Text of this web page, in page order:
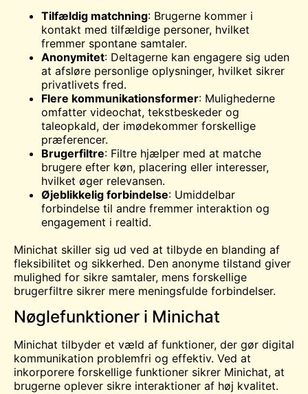
Tilfældig matchning: Brugerne kommer i
kontakt med tilfældige personer, hvilket
fremmer spontane samtaler.
Anonymitet: Deltagerne kan engagere sig uden
at afsløre personlige oplysninger, hvilket sikrer
privatlivets fred.
Flere kommunikationsformer: Mulighederne
omfatter videochat, tekstbeskeder og
taleopkald, der imødekommer forskellige
præferencer.
Brugerfiltre: Filtre hjælper med at matche
brugere efter køn, placering eller interesser,
hvilket øger relevansen.
Øjeblikkelig forbindelse: Umiddelbar
forbindelse til andre fremmer interaktion og
engagement i realtid.
Minichat skiller sig ud ved at tilbyde en blanding af
fleksibilitet og sikkerhed. Den anonyme tilstand giver
mulighed for sikre samtaler, mens forskellige
brugerfiltre sikrer mere meningsfulde forbindelser.
Nøglefunktioner i Minichat
Minichat tilbyder et væld af funktioner, der gør digital
kommunikation problemfri og effektiv. Ved at
inkorporere forskellige funktioner sikrer Minichat, at
brugerne oplever sikre interaktioner af høj kvalitet.